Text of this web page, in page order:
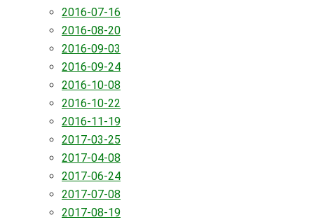
2016-07-16
2016-08-20
2016-09-03
2016-09-24
2016-10-08
2016-10-22
2016-11-19
2017-03-25
2017-04-08
2017-06-24
2017-07-08
2017-08-19